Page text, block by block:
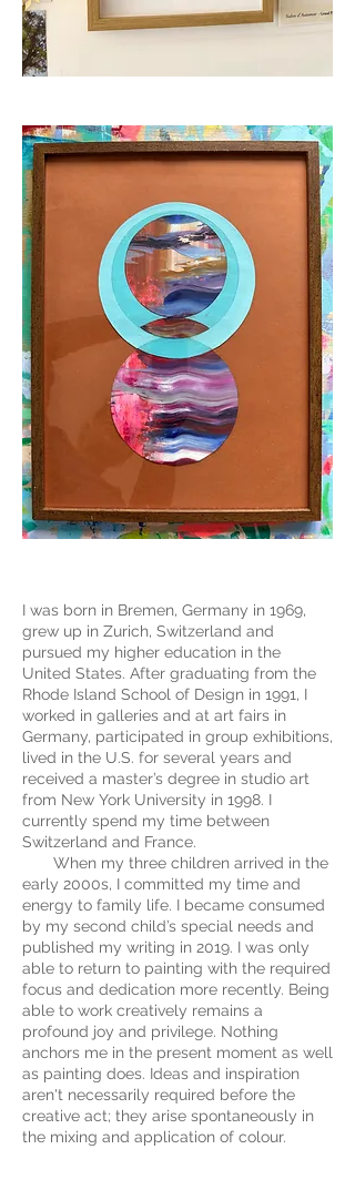
I was born in Bremen, Germany in 1969,
grew up in Zurich, Switzerland and
pursued my higher education in the
United States. After graduating from the
Rhode Island School of Design in 1991, I
worked in galleries and at art fairs in
Germany, participated in group exhibitions,
lived in the U.S. for several years and
received a master’s degree in studio art
from New York University in 1998. I
currently spend my time between
Switzerland and France.
When my three children arrived in the
early 2000s, I committed my time and
energy to family life. I became consumed
by my second child’s special needs and
published my writing in 2019. I was only
able to return to painting with the required
focus and dedication more recently. Being
able to work creatively remains a
profound joy and privilege. Nothing
anchors me in the present moment as well
as painting does. Ideas and inspiration
aren't necessarily required before the
creative act; they arise spontaneously in
the mixing and application of colour.